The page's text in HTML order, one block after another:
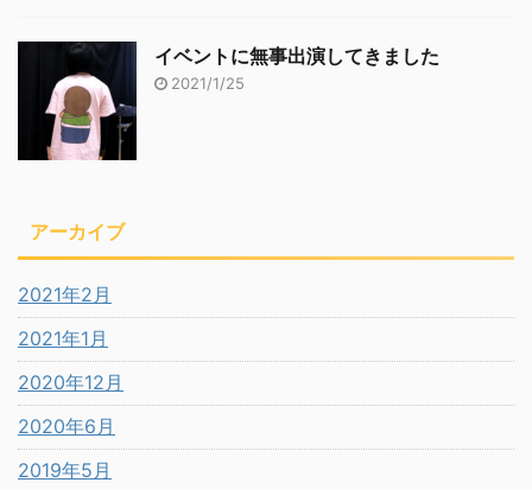
イベントに無事出演してきました
2021/1/25
アーカイブ
2021年2月
2021年1月
2020年12月
2020年6月
2019年5月